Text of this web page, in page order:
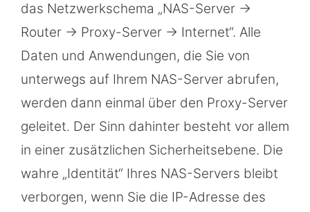
das Netzwerkschema „NAS-Server ->
Router -> Proxy-Server -> Internet“. Alle
Daten und Anwendungen, die Sie von
unterwegs auf Ihrem NAS-Server abrufen,
werden dann einmal über den Proxy-Server
geleitet. Der Sinn dahinter besteht vor allem
in einer zusätzlichen Sicherheitsebene. Die
wahre „Identität“ Ihres NAS-Servers bleibt
verborgen, wenn Sie die IP-Adresse des